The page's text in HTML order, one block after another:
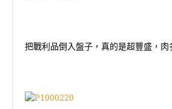
把戰利品倒入盤子，真的是超豐盛，肉